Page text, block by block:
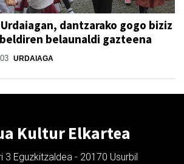
dantzarako gogo biziz
belaunaldi gazteena
URDAIAGA
Kultur Elkartea
3 Eguzkitzaldea - 20170 Usurbil